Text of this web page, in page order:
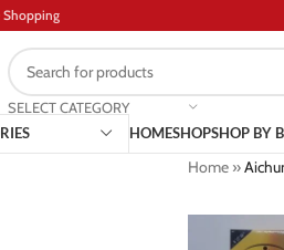
Shopping
SELECT CATEGORY
HOMESHOPSHOP BY
Home»